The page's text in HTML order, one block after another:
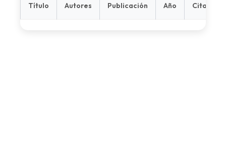
Título Autores Publicación Año Citas